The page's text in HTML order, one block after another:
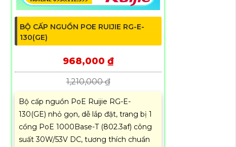
BỘ CẤP NGUỒN POE RUIJIE RG-E-
130(GE)
968,000 ₫
1,210,000 ₫
Bộ cấp nguồn PoE Ruijie RG-E-
130(GE) nhỏ gọn, dễ lắp đặt, trang bị 1
cổng PoE 1000Base-T (802.3af) công
suất 30W/53V DC, tương thích chuẩn